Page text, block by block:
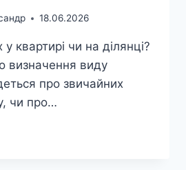
18.06.2026
квартирі чи на ділянці?
визначення виду
про звичайних
чи про…